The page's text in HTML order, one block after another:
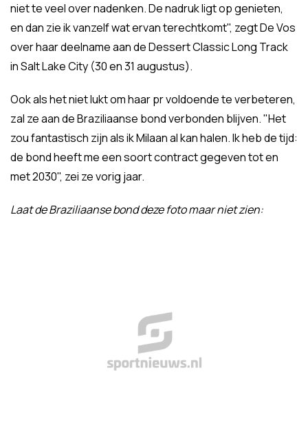
niet te veel over nadenken. De nadruk ligt op genieten,
en dan zie ik vanzelf wat ervan terechtkomt", zegt De Vos
over haar deelname aan de Dessert Classic Long Track
in Salt Lake City (30 en 31 augustus).
Ook als het niet lukt om haar pr voldoende te verbeteren,
zal ze aan de Braziliaanse bond verbonden blijven. "Het
zou fantastisch zijn als ik Milaan al kan halen. Ik heb de tijd:
de bond heeft me een soort contract gegeven tot en
met 2030", zei ze vorig jaar.
Laat de Braziliaanse bond deze foto maar niet zien: